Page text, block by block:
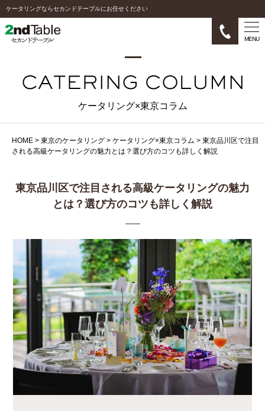
ケータリングならセカンドテーブルにお任せください
MENU
ケータリング×東京コラム
HOME > 東京のケータリング > ケータリング×東京コラム > 東京品川区で注目
される高級ケータリングの魅力とは？選び方のコツも詳しく解説
東京品川区で注目される高級ケータリングの魅力
とは？選び方のコツも詳しく解説